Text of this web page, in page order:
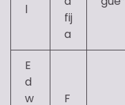
l
fij
a
E
d
w
F